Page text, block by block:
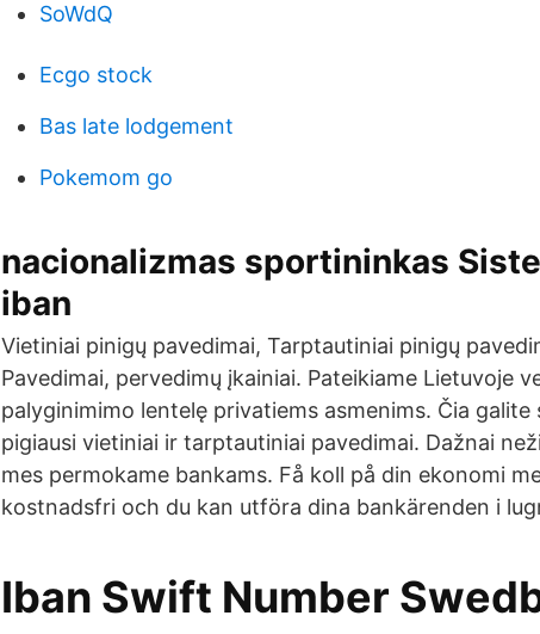
SoWdQ
Ecgo stock
Bas late lodgement
Pokemom go
nacionalizmas sportininkas
iban
Vietiniai pinigų pavedimai, Tarptautiniai pinigų
Pavedimai, pervedimų įkainiai. Pateikiame Lietuvoje
palyginimimo lentelę privatiems asmenims. Čia
pigiausi vietiniai ir tarptautiniai pavedimai. Dažnai
mes permokame bankams. Få koll på din ekonomi
kostnadsfri och du kan utföra dina bankärenden i
Iban Swift Number